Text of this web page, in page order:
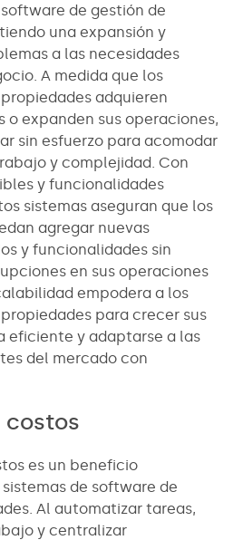
de gestión de
una expansión y
a las necesidades
A medida que los
adquieren
o expanden sus operaciones,
sin esfuerzo para acomodar
y complejidad. Con
y funcionalidades
sistemas aseguran que los
agregar nuevas
y funcionalidades sin
en sus operaciones
empodera a los
para crecer sus
eficiente y adaptarse a las
del mercado con
costos
es un beneficio
de software de
Al automatizar tareas,
y centralizar